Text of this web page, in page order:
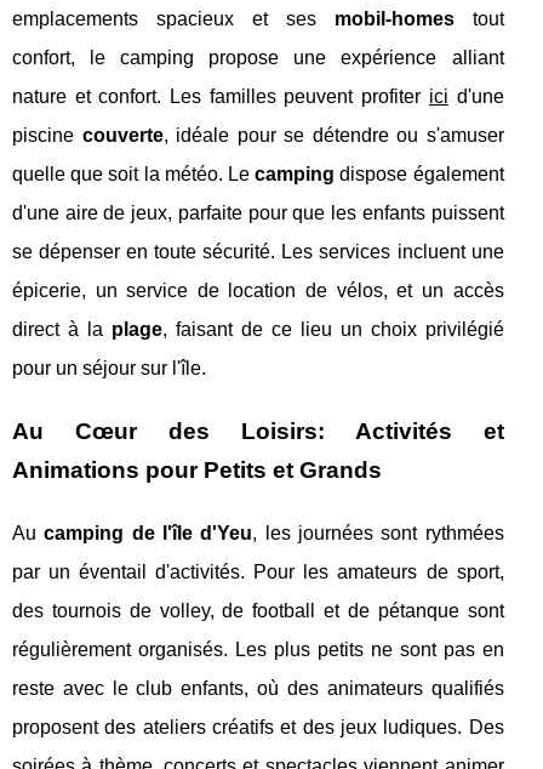
emplacements spacieux et ses mobil-homestout
confort, le camping propose une expérience alliant
nature et confort. Les familles peuvent profiter ici d'une
piscine couverte, idéale pour se détendre ou s'amuser
quelle que soit la météo. Lecamping dispose également
d'une aire de jeux, parfaite pour que les enfants puissent
se dépenser en toute sécurité. Les services incluent une
épicerie, un service de location de vélos, et un accès
direct à la plage, faisant de ce lieu un choix privilégié
pour un séjour sur l'île.
Au Cœur des Loisirs: Activités et
Animations pour Petits et Grands
Aucamping de l'île d'Yeu, les journées sont rythmées
par un éventail d'activités. Pour les amateurs de sport,
des tournois de volley, de football et de pétanque sont
régulièrement organisés. Les plus petits ne sont pas en
reste avec le club enfants, où des animateurs qualifiés
proposent des ateliers créatifs et des jeux ludiques. Des